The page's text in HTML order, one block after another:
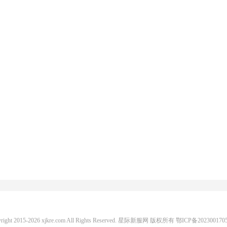
2015-2026 xjkre.com All Rights Reserved. 星际新服网 版权所有 鄂ICP备